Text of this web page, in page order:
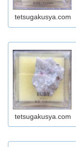
tetsugakusya.com
tetsugakusya.com